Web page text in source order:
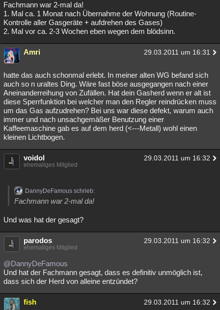
Fachmann war 2-mal da!
1. Mal ca. 1 Monat nach Übernahme der Wohnung (Routine-
Kontrolle aller Gasgeräte + aufdrehen des Gases)
2. Mal vor ca. 2-3 Wochen eben wegen dem blödsinn.
Amri 29.03.2011 um 16:31
hatte das auch schonmal erlebt. In meiner alten WG befand sich
auch so n uraltes Ding. Wäre fast böse ausgegangen nach einer
Aneinanderreihung von Zufällen. Hat dein Gasherd wenn er alt ist
diese Sperrfunktion bei welcher man den Regler reindrücken muss
um das Gas aufzudrehen? Bei uns war diese defekt, warum auch
immer und nach unsachgemäßer Benutzung einer
Kaffeemaschine gab es auf dem herd (<---Metall) wohl einen
kleinen Lichtbogen.
voidol 29.03.2011 um 16:32
ehemaliges Mitglied
DannyDeFamous schrieb:
Fachmann war 2-mal da!
Und was hat der gesagt?
parodos 29.03.2011 um 16:32
ehemaliges Mitglied
@DannyDeFamous
Und hat der Fachmann gesagt, dass es definitiv unmöglich ist,
dass sich der Herd von alleine entzündet?
fish 29.03.2011 um 16:32